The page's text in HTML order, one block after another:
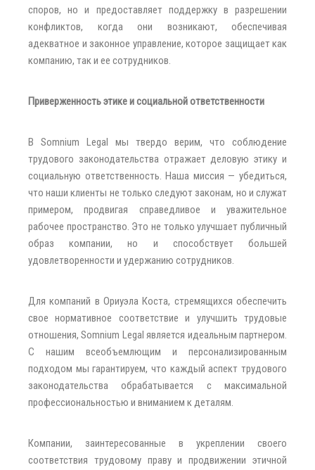
споров, но и предоставляет поддержку в разрешении
конфликтов, когда они возникают, обеспечивая
адекватное и законное управление, которое защищает как
компанию, так и ее сотрудников.
Приверженность этике и социальной ответственности
В Somnium Legal мы твердо верим, что соблюдение
трудового законодательства отражает деловую этику и
социальную ответственность. Наша миссия — убедиться,
что наши клиенты не только следуют законам, но и служат
примером, продвигая справедливое и уважительное
рабочее пространство. Это не только улучшает публичный
образ компании, но и способствует большей
удовлетворенности и удержанию сотрудников.
Для компаний в Ориуэла Коста, стремящихся обеспечить
свое нормативное соответствие и улучшить трудовые
отношения, Somnium Legal является идеальным партнером.
С нашим всеобъемлющим и персонализированным
подходом мы гарантируем, что каждый аспект трудового
законодательства обрабатывается с максимальной
профессиональностью и вниманием к деталям.
Компании, заинтересованные в укреплении своего
соответствия трудовому праву и продвижении этичной